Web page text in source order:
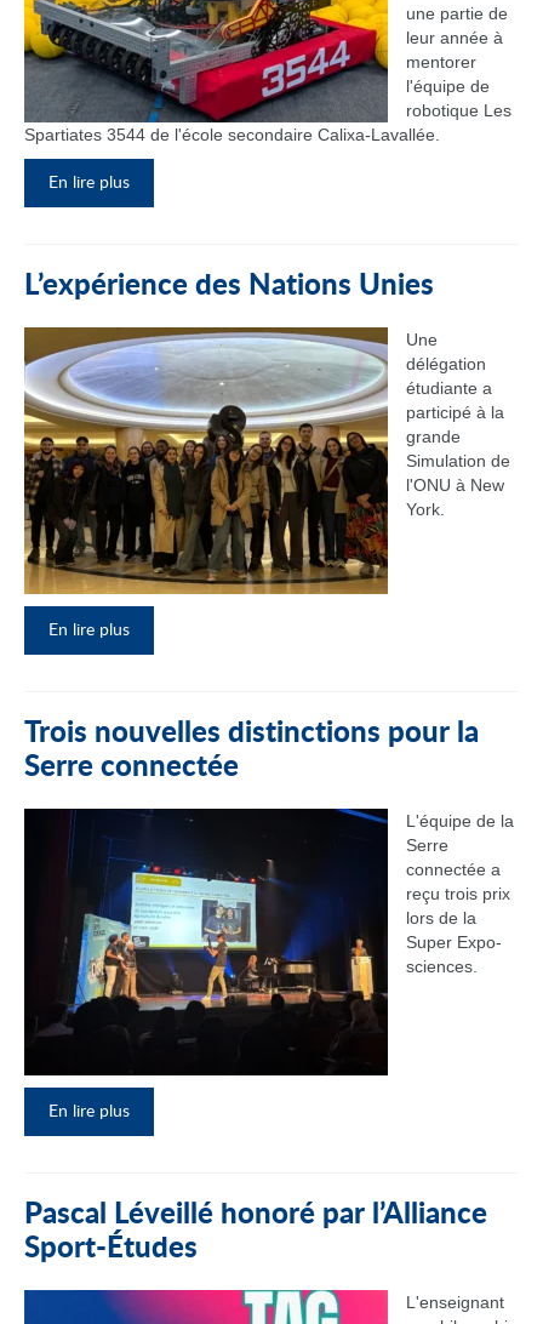
une partie de
leur année à
mentorer
l'équipe de
robotique Les
Spartiates 3544 de l'école secondaire Calixa-Lavallée.
En lire plus
L’expérience des Nations Unies
Une
délégation
étudiante a
participé à la
grande
Simulation de
l'ONU à New
York.
En lire plus
Trois nouvelles distinctions pour la
Serre connectée
L'équipe de la
Serre
connectée a
reçu trois prix
lors de la
Super Expo-
sciences.
En lire plus
Pascal Léveillé honoré par l’Alliance
Sport-Études
L'enseignant